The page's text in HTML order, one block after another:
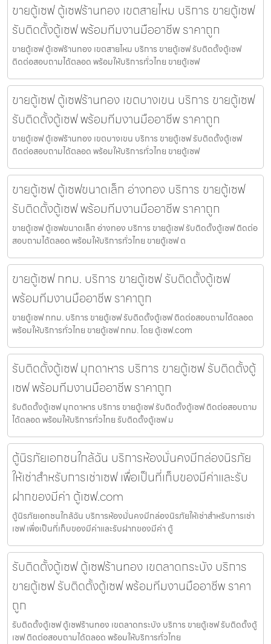
ขายตู้เซฟ ตู้เซฟร้านทอง เขตสายไหม บริการ ขายตู้เซฟ
รับติดตั้งตู้เซฟ พร้อมทีมงานมืออาชีพ ราคาถูก
ขายตู้เซฟ ตู้เซฟร้านทอง เขตสายไหม บริการ ขายตู้เซฟ รับติดตั้งตู้เซฟ
ติดต่อสอบถามได้ตลอด พร้อมให้บริการทั่วไทย ขายตู้เซฟ
ขายตู้เซฟ ตู้เซฟร้านทอง เขตบางเขน บริการ ขายตู้เซฟ
รับติดตั้งตู้เซฟ พร้อมทีมงานมืออาชีพ ราคาถูก
ขายตู้เซฟ ตู้เซฟร้านทอง เขตบางเขน บริการ ขายตู้เซฟ รับติดตั้งตู้เซฟ
ติดต่อสอบถามได้ตลอด พร้อมให้บริการทั่วไทย ขายตู้เซฟ
ขายตู้เซฟ ตู้เซฟขนาดเล็ก อ่างทอง บริการ ขายตู้เซฟ
รับติดตั้งตู้เซฟ พร้อมทีมงานมืออาชีพ ราคาถูก
ขายตู้เซฟ ตู้เซฟขนาดเล็ก อ่างทอง บริการ ขายตู้เซฟ รับติดตั้งตู้เซฟ ติดต่อ
สอบถามได้ตลอด พร้อมให้บริการทั่วไทย ขายตู้เซฟ ต
ขายตู้เซฟ กทม. บริการ ขายตู้เซฟ รับติดตั้งตู้เซฟ
พร้อมทีมงานมืออาชีพ ราคาถูก
ขายตู้เซฟ กทม. บริการ ขายตู้เซฟ รับติดตั้งตู้เซฟ ติดต่อสอบถามได้ตลอด
พร้อมให้บริการทั่วไทย ขายตู้เซฟ กทม. โดย ตู้เซฟ.com
รับติดตั้งตู้เซฟ มุกดาหาร บริการ ขายตู้เซฟ รับติดตั้งตู้
เซฟ พร้อมทีมงานมืออาชีพ ราคาถูก
รับติดตั้งตู้เซฟ มุกดาหาร บริการ ขายตู้เซฟ รับติดตั้งตู้เซฟ ติดต่อสอบถาม
ได้ตลอด พร้อมให้บริการทั่วไทย รับติดตั้งตู้เซฟ ม
ตู้นิรภัยเอกชนใกล้ฉัน บริการห้องมั่นคงมีกล่องนิรภัย
ให้เช่าสำหรับการเช่าเซฟ เพื่อเป็นที่เก็บของมีค่าและรับ
ฝากของมีค่า ตู้เซฟ.com
ตู้นิรภัยเอกชนใกล้ฉัน บริการห้องมั่นคงมีกล่องนิรภัยให้เช่าสำหรับการเช่า
เซฟ เพื่อเป็นที่เก็บของมีค่าและรับฝากของมีค่า ตู้
รับติดตั้งตู้เซฟ ตู้เซฟร้านทอง เขตลาดกระบัง บริการ
ขายตู้เซฟ รับติดตั้งตู้เซฟ พร้อมทีมงานมืออาชีพ ราคา
ถูก
รับติดตั้งตู้เซฟ ตู้เซฟร้านทอง เขตลาดกระบัง บริการ ขายตู้เซฟ รับติดตั้งตู้
เซฟ ติดต่อสอบถามได้ตลอด พร้อมให้บริการทั่วไทย